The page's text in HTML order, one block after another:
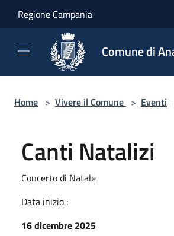
Regione Campania
Comune di
Home > Vivere il Comune > Eventi
Canti Natalizi
Concerto di Natale
Data inizio :
16 dicembre 2025